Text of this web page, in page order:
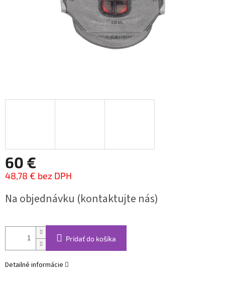
60 €
48,78 € bez DPH
cena:
Na objednávku (kontaktujte nás)
Pridať do košíka
Detailné informácie